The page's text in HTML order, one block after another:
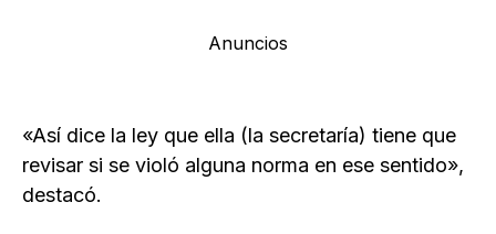
Anuncios
«Así dice la ley que ella (la secretaría) tiene que
revisar si se violó alguna norma en ese sentido»,
destacó.